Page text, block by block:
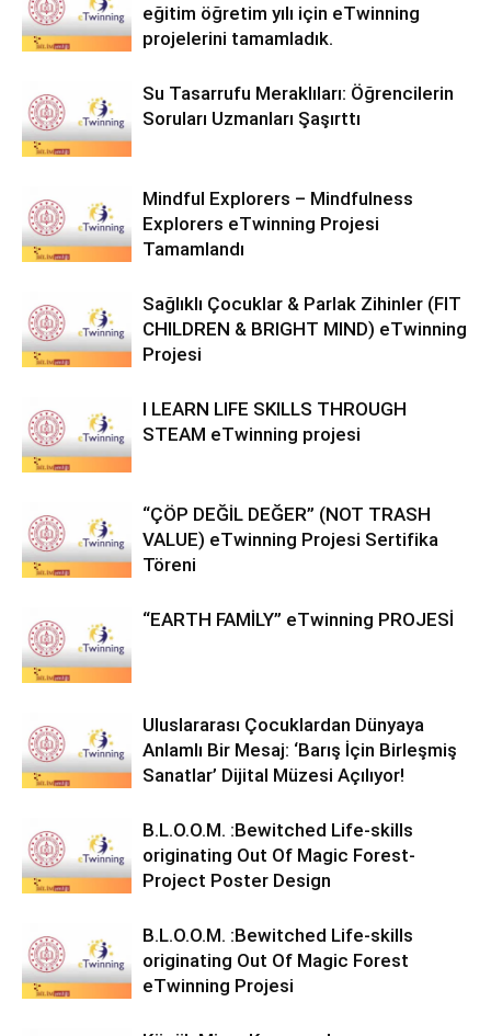
eğitim öğretim yılı için eTwinning
projelerini tamamladık.
Su Tasarrufu Meraklıları: Öğrencilerin
Soruları Uzmanları Şaşırttı
Mindful Explorers – Mindfulness
Explorers eTwinning Projesi
Tamamlandı
Sağlıklı Çocuklar & Parlak Zihinler (FIT
CHILDREN & BRIGHT MIND) eTwinning
Projesi
I LEARN LIFE SKILLS THROUGH
STEAM eTwinning projesi
“ÇÖP DEĞİL DEĞER” (NOT TRASH
VALUE) eTwinning Projesi Sertifika
Töreni
“EARTH FAMİLY” eTwinning PROJESİ
Uluslararası Çocuklardan Dünyaya
Anlamlı Bir Mesaj: ‘Barış İçin Birleşmiş
Sanatlar’ Dijital Müzesi Açılıyor!
B.L.O.O.M. :Bewitched Life-skills
originating Out Of Magic Forest-
Project Poster Design
B.L.O.O.M. :Bewitched Life-skills
originating Out Of Magic Forest
eTwinning Projesi